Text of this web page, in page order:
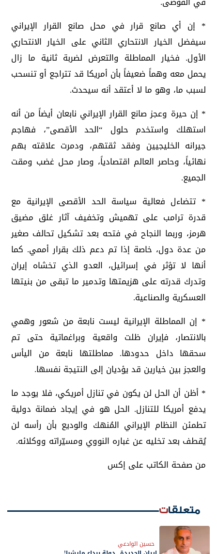
* إن أي صانع قرار في محل صانع القرار الإيراني
سيفضل الخيار الانتحاري الثاني على الخيار الانتحاري
الأول. فخيار المماطلة والتعرض لضربة ثانية ما زال
يحمل معه وهماً ضعيفاً بأن أمريكا قد تتراجع أو تنسحب
لسبب ما، وهو ما لا أعتقد أنه سيحدث.
* إن حيرة وعجز صانع القرار الإيراني نابعان أيضاً من أنه
استهلك واستخدم حلول “الحد الأقصى”، فهاجم
جيرانه الخليجيين وفقد ثقتهم، ودمرت علاقته بهم
نهائياً، وحاصر العالم اقتصادياً، وصار محل غضب ومقت
الجميع.
* تتضاءل فعالية سياسة الحد الأقصى الإيرانية مع
قدرة ترامب على تهميش وتخفيف آثار غلق مضيق
هرمز، وربما النجاح في فتحه بعد تشكيل تحالف صغير
من عدة دول، خاصة إذا تم دعم ذلك بقرار أممي. كما
أنها لا تؤثر في إسرائيل، العدو الذي تخشاه إيران
وتدرك قدرته على هزيمتها وتدمير ما تبقى من بنيتها
العسكرية والصناعية.
* إن المماطلة الإيرانية ليست نابعة من شعور وهمي
بالانتصار، فإيران ظلت واقعية وبراغماتية حتى تم
سحقها داخل حدودها. مماطلتها نابعة من اليأس
والعجز بين خيارين قد يؤديان إلى النتيجة نفسها.
* أظن أن الحل لن يكون في تنازل أمريكي، فلا يوجد ما
يدفع أمريكا للتنازل. الحل هو في إيجاد ضمانة دولية
تطمئن النظام الإيراني المُنهك والوديع بأن رأسه لن
يُقطف بعد تخليه عن غباره النووي ومسيّراته ووكلائه.
من صفحة الكاتب على إكس
متعلقات
حسين الوادعي